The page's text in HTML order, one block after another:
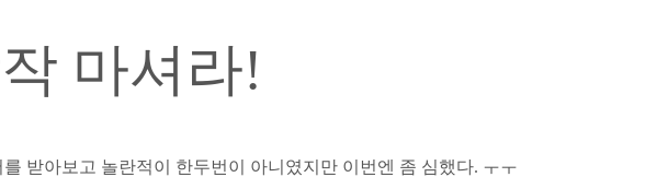
마셔라!
받아보고 놀란적이 한두번이 아니였지만 이번엔 좀 심했다. ㅜㅜ